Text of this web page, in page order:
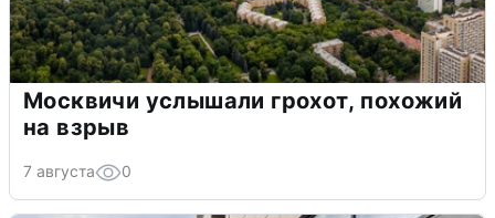
Москвичи услышали грохот, похожий
на взрыв
7 августа 0